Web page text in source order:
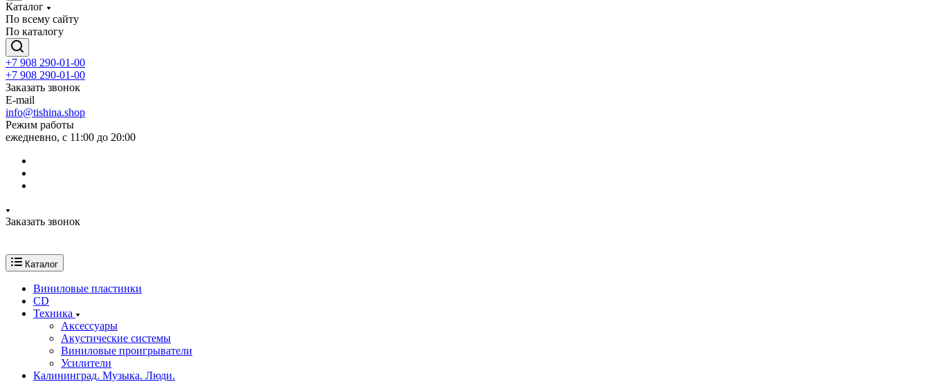
Каталог
По всему сайту
По каталогу
+7 908 290-01-00
+7 908 290-01-00
Заказать звонок
E-mail
info@tishina.shop
Режим работы
ежедневно, с 11:00 до 20:00
Заказать звонок
Каталог
Виниловые пластинки
CD
Техника
Аксессуары
Акустические системы
Виниловые проигрыватели
Усилители
Калининград. Музыка. Люди.